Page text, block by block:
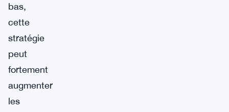
bas,
cette
stratégie
peut
fortement
augmenter
les